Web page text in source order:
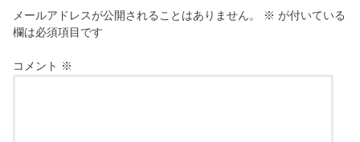
メールアドレスが公開されることはありません。 ※ が付いている
欄は必須項目です
コメント ※